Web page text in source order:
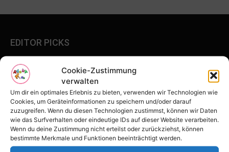
Cookie-Zustimmung
verwalten
Um dir ein optimales Erlebnis zu bieten, verwenden wir Technologien wie
Cookies, um Geräteinformationen zu speichern und/oder darauf
zuzugreifen. Wenn du diesen Technologien zustimmst, können wir Daten
wie das Surfverhalten oder eindeutige IDs auf dieser Website verarbeiten.
Wenn du deine Zustimmung nicht erteilst oder zurückziehst, können
bestimmte Merkmale und Funktionen beeinträchtigt werden.
EDITOR PICKS
Vogt – Corona gefährlich? Wege aus der
Krise
5. Mai 2020
Corona FAQ für schwangere Frauen und
ihre Familien zu spezifischen Risiken der
COVID-19-Virusinfektion